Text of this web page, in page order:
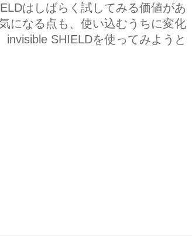
はしばらく試してみる価値があ
になる点も、使い込むうちに変化
SHIELDを使ってみようと